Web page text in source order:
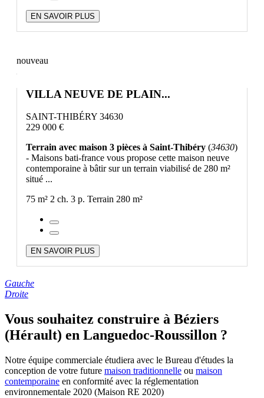
EN SAVOIR PLUS
nouveau
VILLA NEUVE DE PLAIN...
SAINT-THIBÉRY 34630
229 000 €
Terrain avec maison 3 pièces à Saint-Thibéry (34630)
- Maisons bati-france vous propose cette maison neuve
contemporaine à bâtir sur un terrain viabilisé de 280 m²
situé ...
75 m² 2 ch. 3 p. Terrain 280 m²
EN SAVOIR PLUS
Gauche
Droite
Vous souhaitez construire à Béziers
(Hérault) en Languedoc-Roussillon ?
Notre équipe commerciale étudiera avec le Bureau d'études la
conception de votre future maison traditionnelle ou maison
contemporaine en conformité avec la réglementation
environnementale 2020 (Maison RE 2020)